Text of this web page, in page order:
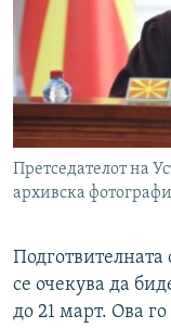
РСЕ веб
Претседателот на
архивска
Подготвителната
се очекува да
до 21 март. Ова го